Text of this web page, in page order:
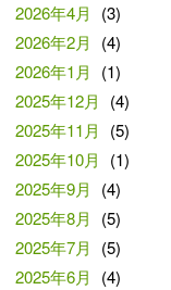
2026年4月
(3)
2026年2月
(4)
2026年1月
(1)
2025年12月
(4)
2025年11月
(5)
2025年10月
(1)
2025年9月
(4)
2025年8月
(5)
2025年7月
(5)
2025年6月
(4)